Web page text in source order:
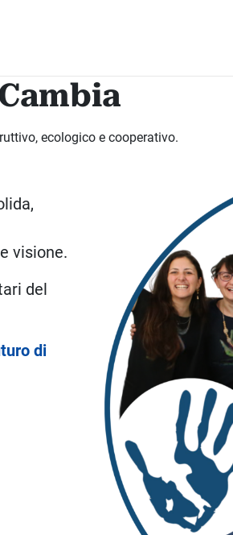
ecologico e cooperativo.
visione.
del
di